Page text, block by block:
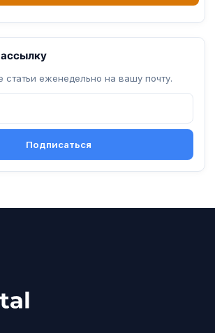
статьи еженедельно на вашу почту.
Подписаться